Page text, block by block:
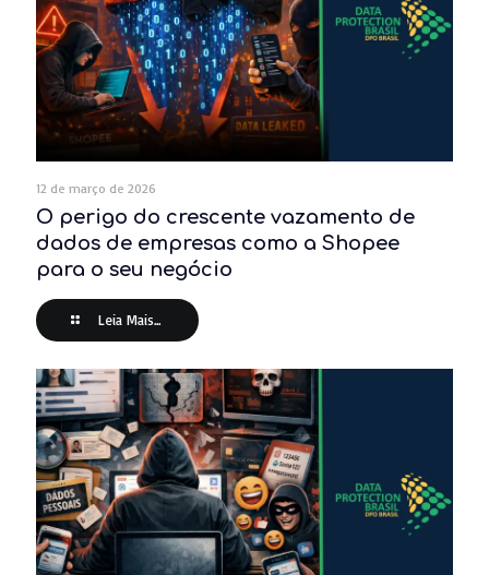
12 de março de 2026
O perigo do crescente vazamento de
dados de empresas como a Shopee
para o seu negócio
Leia Mais...